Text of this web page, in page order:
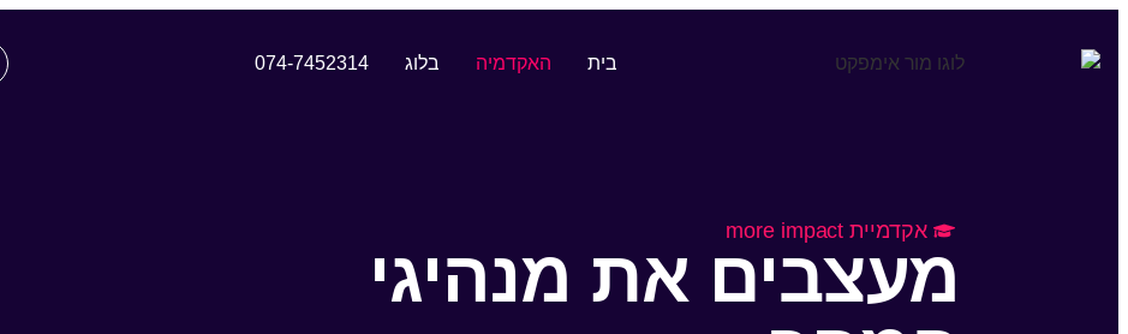
בית האקדמיה בלוג 074-7452314
אקדמיית more impact
מעצבים את מנהיגי